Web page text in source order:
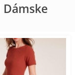
Dámske